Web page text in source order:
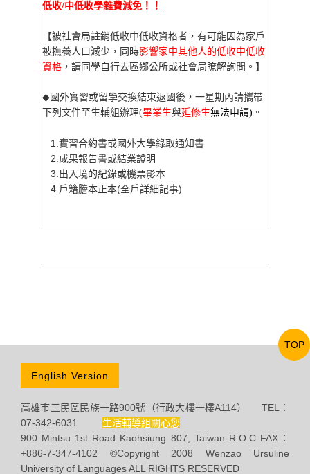
低收/中低收學雜費減免！！
【被社會局註銷低收中低收資格者，有可能因為家戶
被撫養人口減少，同時影響家中其他人的低收中低收
資格 ，請同學自行去區鄉公所或社會局瞭解詢問。】
◆國外實習或留學交換結束返國後，一星期內請攜帶
下列文件至生輔組辦理(畢業生與延修生無法申請) 。
1.實習合約書或國外大學錄取通知書
2.成果報告書或結業證明
3.出入境的紀錄或機票影本
4.戶籍謄本正本(全戶詳細記事)
English Version
高雄市三民區民族一路900號（行政大樓一樓A114） TEL：
07-342-6031 生活輔導組關心您
900 Mintsu 1st Road Kaohsiung 807, Taiwan R.O.C FAX：
+886-7-347-4102 ©Copyright 2008 Wenzao Ursuline
University of Languages ALL RIGHTS RESERVED
TOP